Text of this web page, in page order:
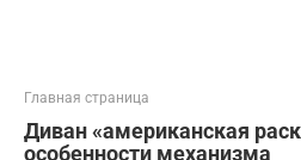
Главная страница
Диван «американская
особенности механизма